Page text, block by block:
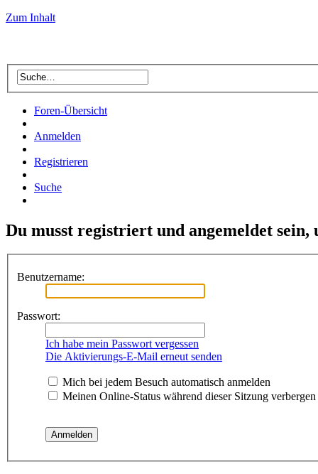
Zum Inhalt
Foren-Übersicht
Anmelden
Registrieren
Suche
Du musst registriert und angemeldet sein,
Benutzername:
Passwort:
Ich habe mein Passwort vergessen
Die Aktivierungs-E-Mail erneut senden
Mich bei jedem Besuch automatisch anmelden
Meinen Online-Status während dieser Sitzung verbergen